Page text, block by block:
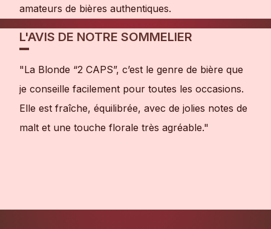
amateurs de bières authentiques.
L'AVIS DE NOTRE SOMMELIER
"La Blonde “2 CAPS”, c’est le genre de bière que
je conseille facilement pour toutes les occasions.
Elle est fraîche, équilibrée, avec de jolies notes de
malt et une touche florale très agréable."